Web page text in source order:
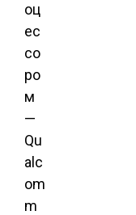
оц
ес
со
ро
м
—
Qu
alc
om
m